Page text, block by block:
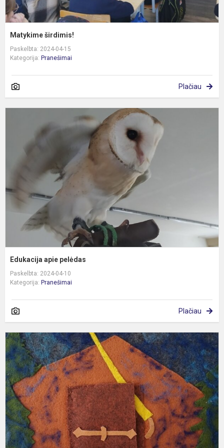
Matykime širdimis!
Paskelbta: 2024-04-15
Kategorija: Pranešimai
Plačiau
Edukacija apie pelėdas
Paskelbta: 2024-04-10
Kategorija: Pranešimai
Plačiau